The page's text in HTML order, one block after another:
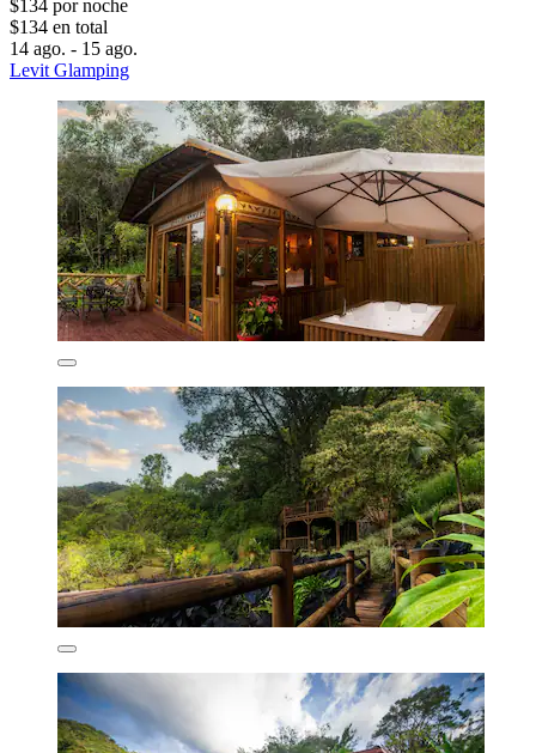
$134 por noche
$134 en total
14 ago. - 15 ago.
Levit Glamping